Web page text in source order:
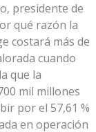
presidente de
qué razón la
costará más de
cuando
que la
mil millones
por el 57,61 %
en operación